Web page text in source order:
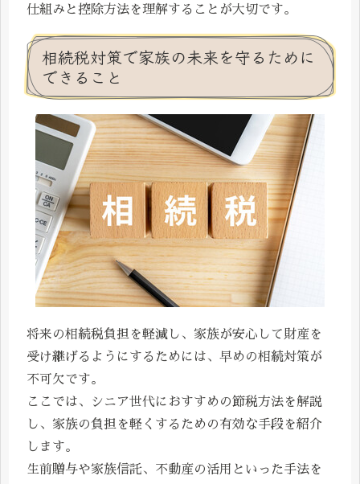
仕組みと控除方法を理解することが大切です。
相続税対策で家族の未来を守るために
できること
将来の相続税負担を軽減し、家族が安心して財産を
受け継げるようにするためには、早めの相続対策が
不可欠です。
ここでは、シニア世代におすすめの節税方法を解説
し、家族の負担を軽くするための有効な手段を紹介
します。
生前贈与や家族信託、不動産の活用といった手法を